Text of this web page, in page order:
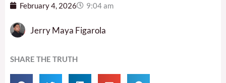
February 4, 2026 9:04 am
Jerry Maya Figarola
SHARE THE TRUTH